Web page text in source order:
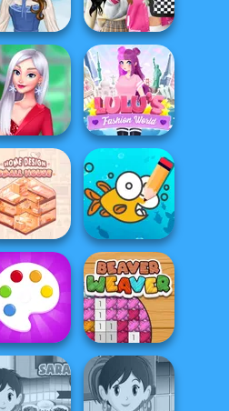
Teller
Fashionista Curly
Folklore
Bab's Back to
School Style
Cha...
Christmas
Party Prep
Lulus Fashion
World
Design:
House
Cute Coloring
Games